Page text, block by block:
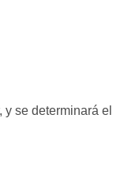
se determinará el